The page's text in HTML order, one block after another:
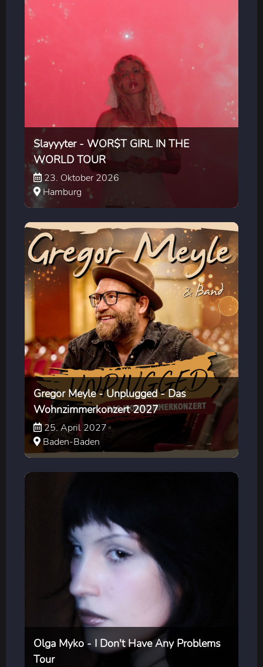
Slayyyter - WOR$T GIRL IN THE
WORLD TOUR
23. Oktober 2026
Hamburg
Gregor Meyle - Unplugged - Das
Wohnzimmerkonzert 2027
25. April 2027
Baden-Baden
Olga Myko - I Don't Have Any Problems
Tour